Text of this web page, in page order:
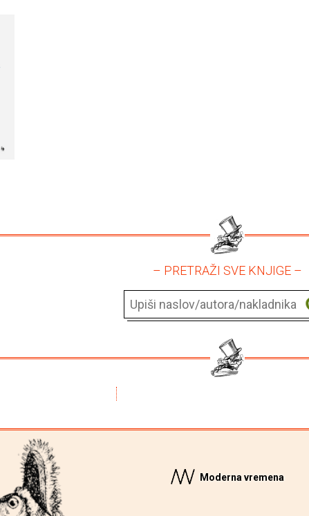
– PRETRAŽI SVE KNJIGE –
Moderna vremena